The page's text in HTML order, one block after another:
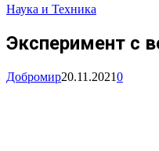
Наука и Техника
Эксперимент с
Добромир20.11.20210